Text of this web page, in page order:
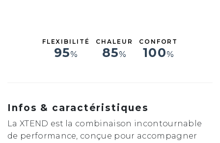
FLEXIBILITÉ
95%
CHALEUR
85%
CONFORT
100%
Infos & caractéristiques
La XTEND est la combinaison incontournable
de performance, conçue pour accompagner